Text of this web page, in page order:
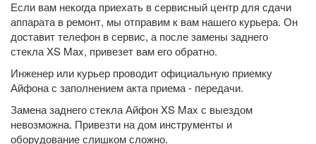
Если вам некогда приехать в сервисный центр для сдачи
аппарата в ремонт, мы отправим к вам нашего курьера. Он
доставит телефон в сервис, а после замены заднего
стекла XS Max, привезет вам его обратно.
Инженер или курьер проводит официальную приемку
Айфона с заполнением акта приема - передачи.
Замена заднего стекла Айфон XS Max с выездом
невозможна. Привезти на дом инструменты и
оборудование слишком сложно.